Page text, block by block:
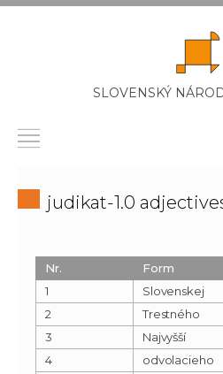
SLOVENSKÝ
judikat-1.0
Nr. Form
1
Slovenskej
2
Trestného
3
Najvyšší
4
odvolacieho